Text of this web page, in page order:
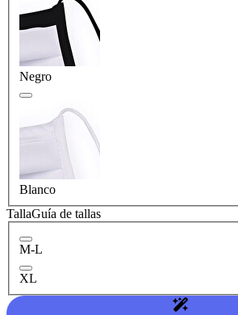
Negro
Blanco
TallaGuía de tallas
M-L
XL